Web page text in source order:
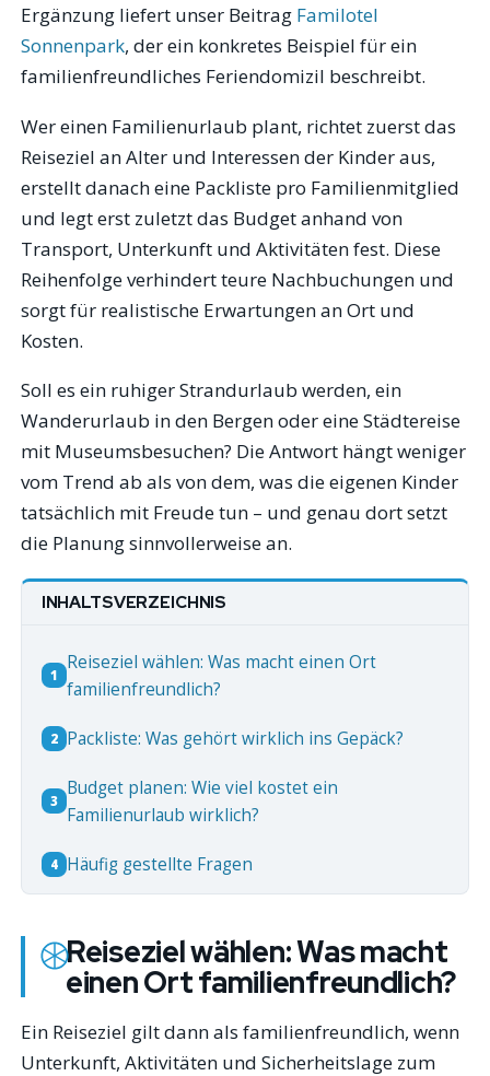
Ergänzung liefert unser Beitrag Familotel
Sonnenpark, der ein konkretes Beispiel für ein
familienfreundliches Feriendomizil beschreibt.
Wer einen Familienurlaub plant, richtet zuerst das
Reiseziel an Alter und Interessen der Kinder aus,
erstellt danach eine Packliste pro Familienmitglied
und legt erst zuletzt das Budget anhand von
Transport, Unterkunft und Aktivitäten fest. Diese
Reihenfolge verhindert teure Nachbuchungen und
sorgt für realistische Erwartungen an Ort und
Kosten.
Soll es ein ruhiger Strandurlaub werden, ein
Wanderurlaub in den Bergen oder eine Städtereise
mit Museumsbesuchen? Die Antwort hängt weniger
vom Trend ab als von dem, was die eigenen Kinder
tatsächlich mit Freude tun – und genau dort setzt
die Planung sinnvollerweise an.
INHALTSVERZEICHNIS
1
Reiseziel wählen: Was macht einen Ort
familienfreundlich?
2 Packliste: Was gehört wirklich ins Gepäck?
3
Budget planen: Wie viel kostet ein
Familienurlaub wirklich?
4 Häufig gestellte Fragen
Reiseziel wählen: Was macht
einen Ort familienfreundlich?
Ein Reiseziel gilt dann als familienfreundlich, wenn
Unterkunft, Aktivitäten und Sicherheitslage zum